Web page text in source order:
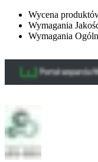
Wycena
Wymagania
Wymagania